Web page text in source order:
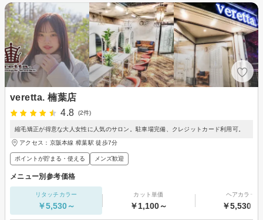
veretta. 楠葉店
4.8
(2件)
縮毛矯正が得意な大人女性に人気のサロン。駐車場完備、クレジットカード利用可。
アクセス：京阪本線 樟葉駅 徒歩7分
ポイントが貯まる・使える メンズ歓迎
メニュー別参考価格
リタッチカラー
￥5,530～
カット単価
￥1,100～
ヘアカラー
￥5,530～